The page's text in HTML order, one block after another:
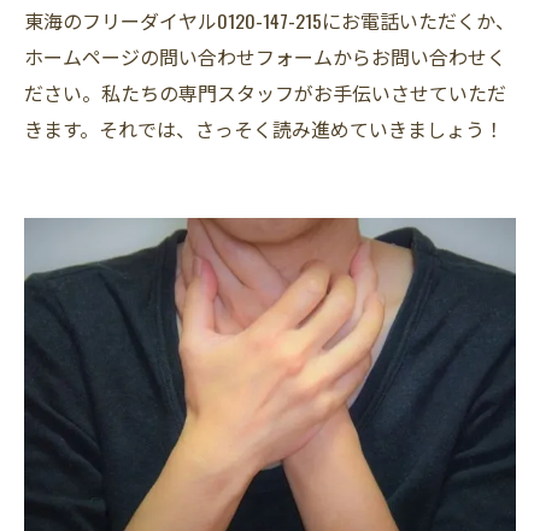
東海のフリーダイヤル0120-147-215にお電話いただくか、
ホームページの問い合わせフォームからお問い合わせく
ださい。私たちの専門スタッフがお手伝いさせていただ
きます。それでは、さっそく読み進めていきましょう！